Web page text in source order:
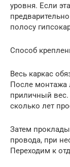
уровня. Если
полосу
Способ
Весь каркас
После монтажа
приличный вес.
сколько лет
Затем
провода, при
Переходим к